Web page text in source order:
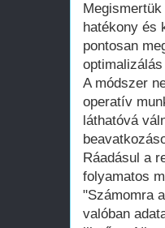
hatékony és
pontosan
A módszer
operatív
láthatóvá
Ráadásul a
folyamatos
"Számomra
valóban